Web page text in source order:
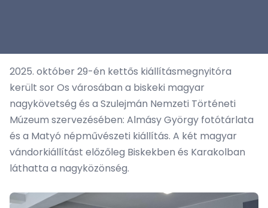
2025. október 29-én kettős kiállításmegnyitóra
került sor Os városában a biskeki magyar
nagykövetség és a Szulejmán Nemzeti Történeti
Múzeum szervezésében: Almásy György fotótárlata
és a Matyó népművészeti kiállítás. A két magyar
vándorkiállítást előzőleg Biskekben és Karakolban
láthatta a nagyközönség.